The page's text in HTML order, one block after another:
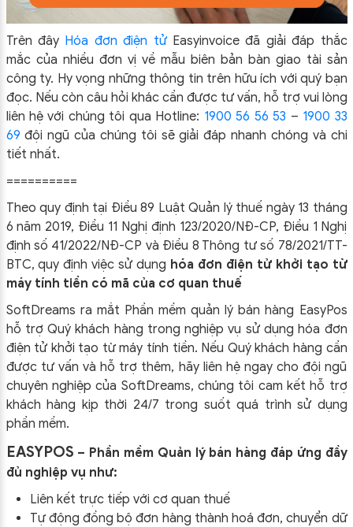
Trên đây Hóa đơn điện tử Easyinvoice đã giải đáp thắc
mắc của nhiều đơn vị về mẫu biên bản bàn giao tài sản
công ty. Hy vọng những thông tin trên hữu ích với quý bạn
đọc. Nếu còn câu hỏi khác cần được tư vấn, hỗ trợ vui lòng
liên hệ với chúng tôi qua Hotline: 1900 56 56 53 – 1900 33
69 đội ngũ của chúng tôi sẽ giải đáp nhanh chóng và chi
tiết nhất.
==========
Theo quy định tại Điều 89 Luật Quản lý thuế ngày 13 tháng
6 năm 2019, Điều 11 Nghị định 123/2020/NĐ-CP, Điều 1 Nghị
định số 41/2022/NĐ-CP và Điều 8 Thông tư số 78/2021/TT-
BTC, quy định việc sử dụng hóa đơn điện tử khởi tạo từ
máy tính tiền có mã của cơ quan thuế
SoftDreams ra mắt Phần mềm quản lý bán hàng EasyPos
hỗ trợ Quý khách hàng trong nghiệp vụ sử dụnghóa đơn
điện tử khởi tạo từ máy tính tiền. Nếu Quý khách hàng cần
được tư vấn và hỗ trợ thêm, hãy liên hệ ngay cho đội ngũ
chuyên nghiệp của SoftDreams, chúng tôi cam kết hỗ trợ
khách hàng kịp thời 24/7 trong suốt quá trình sử dụng
phần mềm.
EASYPOS – Phần mềm Quản lý bán hàng đáp ứng đầy
đủ nghiệp vụ như:
Liên kết trực tiếp với cơ quan thuế
Tự động đồng bộ đơn hàng thành hoá đơn, chuyển dữ